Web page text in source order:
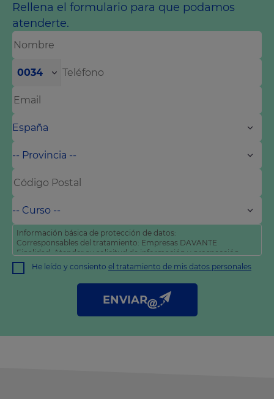
Rellena el formulario para que podamos
atenderte.
0034
Información básica de protección de datos:
Corresponsables del tratamiento: Empresas DAVANTE
Finalidad: Atender su solicitud de información y prospección
comercial
Derechos: Puede acceder, rectificar y suprimir sus datos, así
como otros derechos tal y como se explica en nuestra
He leído y consiento el tratamiento de mis datos personales
ENVIAR